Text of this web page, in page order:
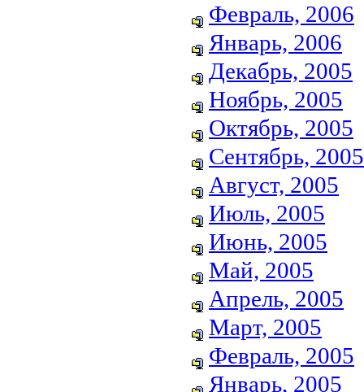
Февраль, 2006
Январь, 2006
Декабрь, 2005
Ноябрь, 2005
Октябрь, 2005
Сентябрь, 2005
Август, 2005
Июль, 2005
Июнь, 2005
Май, 2005
Апрель, 2005
Март, 2005
Февраль, 2005
Январь, 2005